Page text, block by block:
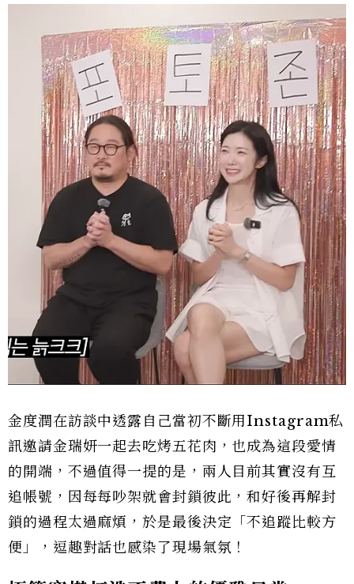
金度潤在訪談中透露自己當初不斷用Instagram私
訊邀請金瑞妍一起去吃烤五花肉，也成為這段愛情
的開端，不過值得一提的是，兩人目前其實沒有互
追帳號，因每每吵架就會封鎖彼此，和好後再解封
鎖的過程太過麻煩，於是最後決定「不追蹤比較方
便」，逗趣對話也感染了現場氣氛！